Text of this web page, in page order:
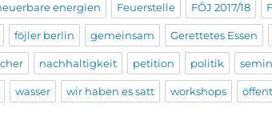
energien Feuerstelle FÖJ 2017/18
föjler berlin gemeinsam Gerettetes Essen
nachhaltigkeit petition politik
wasser wir haben es satt workshops